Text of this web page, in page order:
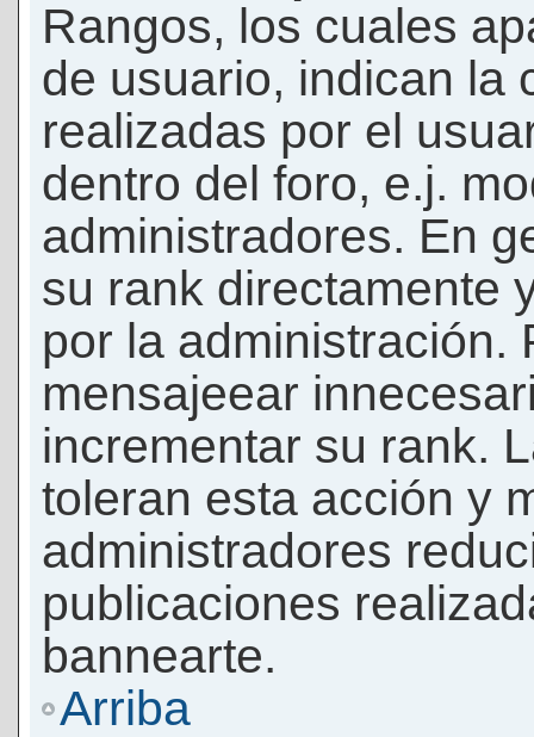
Rangos, los cuales
de usuario, indican la
realizadas por el
dentro del foro, e.j.
administradores. En
su rank directamente
por la administración.
mensajeear
incrementar su rank.
toleran esta acción y
administradores
publicaciones
bannearte.
Arriba